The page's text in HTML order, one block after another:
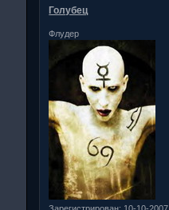
Голубец
Флудер